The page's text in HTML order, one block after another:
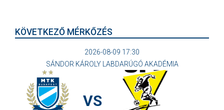
KÖVETKEZŐ MÉRKŐZÉS
2026-08-09 17:30
SÁNDOR KÁROLY LABDARÚGÓ AKADÉMIA
VS